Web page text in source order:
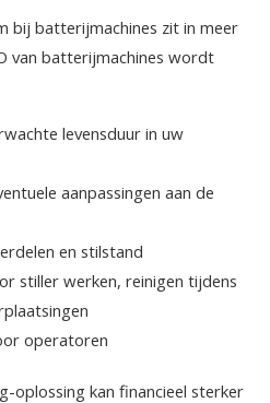
bij batterijmachines zit in meer
van batterijmachines wordt
levensduur in uw
aanpassingen aan de
en stilstand
stiller werken, reinigen tijdens
operatoren
oplossing kan financieel sterker